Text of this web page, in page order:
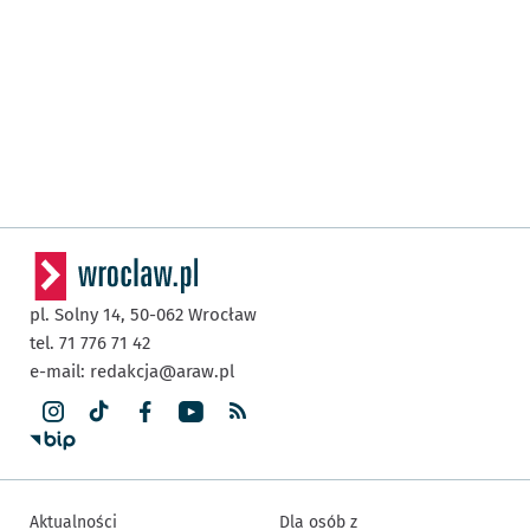
pl. Solny 14, 50-062 Wrocław
tel. 71 776 71 42
e-mail: redakcja@araw.pl
Aktualności Dla osób z